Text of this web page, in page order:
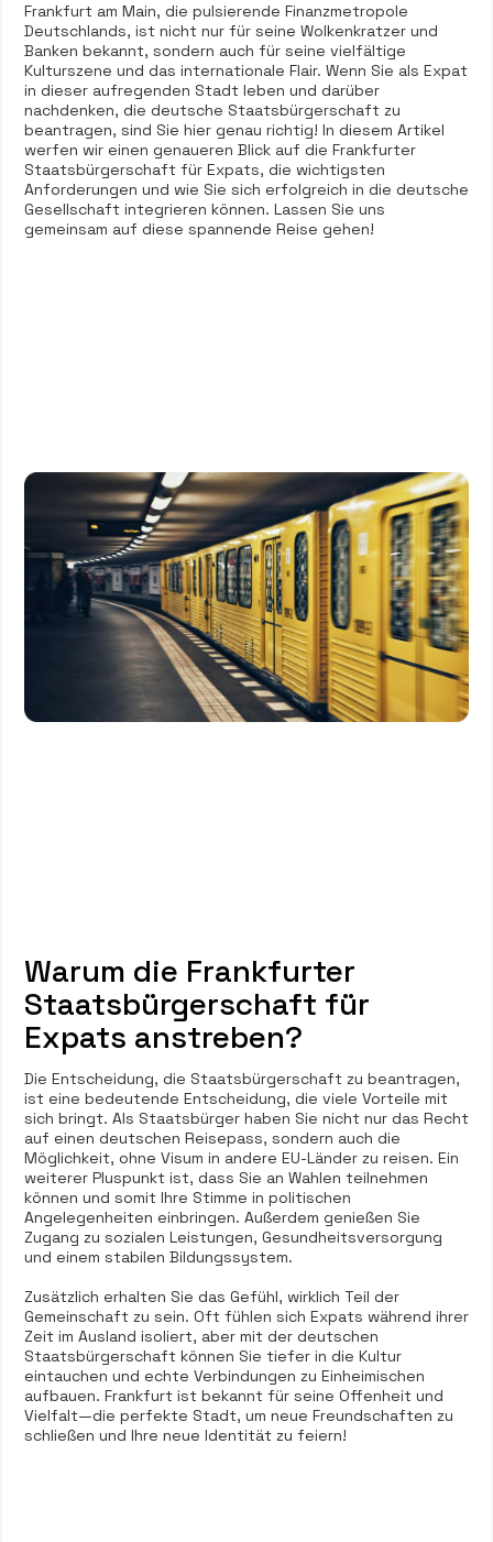
Frankfurt am Main, die pulsierende Finanzmetropole
Deutschlands, ist nicht nur für seine Wolkenkratzer und
Banken bekannt, sondern auch für seine vielfältige
Kulturszene und das internationale Flair. Wenn Sie als Expat
in dieser aufregenden Stadt leben und darüber
nachdenken, die deutsche Staatsbürgerschaft zu
beantragen, sind Sie hier genau richtig! In diesem Artikel
werfen wir einen genaueren Blick auf die Frankfurter
Staatsbürgerschaft für Expats, die wichtigsten
Anforderungen und wie Sie sich erfolgreich in die deutsche
Gesellschaft integrieren können. Lassen Sie uns
gemeinsam auf diese spannende Reise gehen!
Warum die Frankfurter
Staatsbürgerschaft für
Expats anstreben?
Die Entscheidung, die Staatsbürgerschaft zu beantragen,
ist eine bedeutende Entscheidung, die viele Vorteile mit
sich bringt. Als Staatsbürger haben Sie nicht nur das Recht
auf einen deutschen Reisepass, sondern auch die
Möglichkeit, ohne Visum in andere EU-Länder zu reisen. Ein
weiterer Pluspunkt ist, dass Sie an Wahlen teilnehmen
können und somit Ihre Stimme in politischen
Angelegenheiten einbringen. Außerdem genießen Sie
Zugang zu sozialen Leistungen, Gesundheitsversorgung
und einem stabilen Bildungssystem.
Zusätzlich erhalten Sie das Gefühl, wirklich Teil der
Gemeinschaft zu sein. Oft fühlen sich Expats während ihrer
Zeit im Ausland isoliert, aber mit der deutschen
Staatsbürgerschaft können Sie tiefer in die Kultur
eintauchen und echte Verbindungen zu Einheimischen
aufbauen. Frankfurt ist bekannt für seine Offenheit und
Vielfalt—die perfekte Stadt, um neue Freundschaften zu
schließen und Ihre neue Identität zu feiern!